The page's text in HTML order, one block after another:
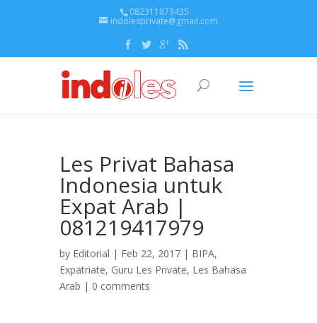
082311873435
indolesprivate@gmail.com
Les Privat Bahasa
Indonesia untuk
Expat Arab |
081219417979
by Editorial | Feb 22, 2017 | BIPA,
Expatriate, Guru Les Private, Les Bahasa
Arab | 0 comments